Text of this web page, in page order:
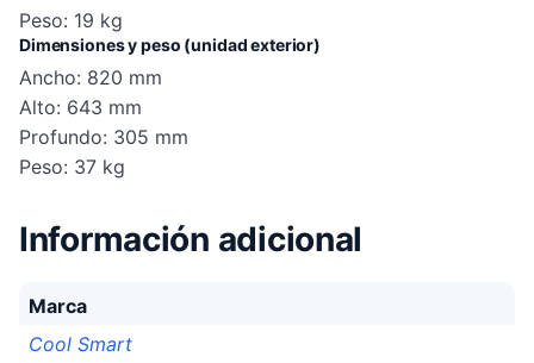
Peso: 19 kg
Dimensiones y peso (unidad exterior)
Ancho: 820 mm
Alto: 643 mm
Profundo: 305 mm
Peso: 37 kg
Información adicional
Marca
Cool Smart